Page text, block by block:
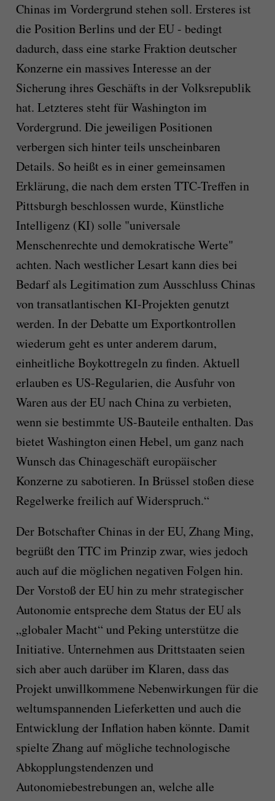
Chinas im Vordergrund stehen soll. Ersteres ist
die Position Berlins und der EU - bedingt
dadurch, dass eine starke Fraktion deutscher
Konzerne ein massives Interesse an der
Sicherung ihres Geschäfts in der Volksrepublik
hat. Letzteres steht für Washington im
Vordergrund. Die jeweiligen Positionen
verbergen sich hinter teils unscheinbaren
Details. So heißt es in einer gemeinsamen
Erklärung, die nach dem ersten TTC-Treffen in
Pittsburgh beschlossen wurde, Künstliche
Intelligenz (KI) solle "universale
Menschenrechte und demokratische Werte"
achten. Nach westlicher Lesart kann dies bei
Bedarf als Legitimation zum Ausschluss Chinas
von transatlantischen KI-Projekten genutzt
werden. In der Debatte um Exportkontrollen
wiederum geht es unter anderem darum,
einheitliche Boykottregeln zu finden. Aktuell
erlauben es US-Regularien, die Ausfuhr von
Waren aus der EU nach China zu verbieten,
wenn sie bestimmte US-Bauteile enthalten. Das
bietet Washington einen Hebel, um ganz nach
Wunsch das Chinageschäft europäischer
Konzerne zu sabotieren. In Brüssel stoßen diese
Regelwerke freilich auf Widerspruch.“
Der Botschafter Chinas in der EU, Zhang Ming,
begrüßt den TTC im Prinzip zwar, wies jedoch
auch auf die möglichen negativen Folgen hin.
Der Vorstoß der EU hin zu mehr strategischer
Autonomie entspreche dem Status der EU als
„globaler Macht“ und Peking unterstütze die
Initiative. Unternehmen aus Drittstaaten seien
sich aber auch darüber im Klaren, dass das
Projekt unwillkommene Nebenwirkungen für die
weltumspannenden Lieferketten und auch die
Entwicklung der Inflation haben könnte. Damit
spielte Zhang auf mögliche technologische
Abkopplungstendenzen und
Autonomiebestrebungen an, welche alle